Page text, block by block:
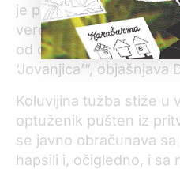
je pritisak Koluvije na
verovatno želi da nas
od daljeg izveštavanja i
‘Jovanjica’”, objašnjava
Koluvijina tužba stiže u
optuženik pušten iz
se javno obračunava
hapsili i, očigledno, i sa